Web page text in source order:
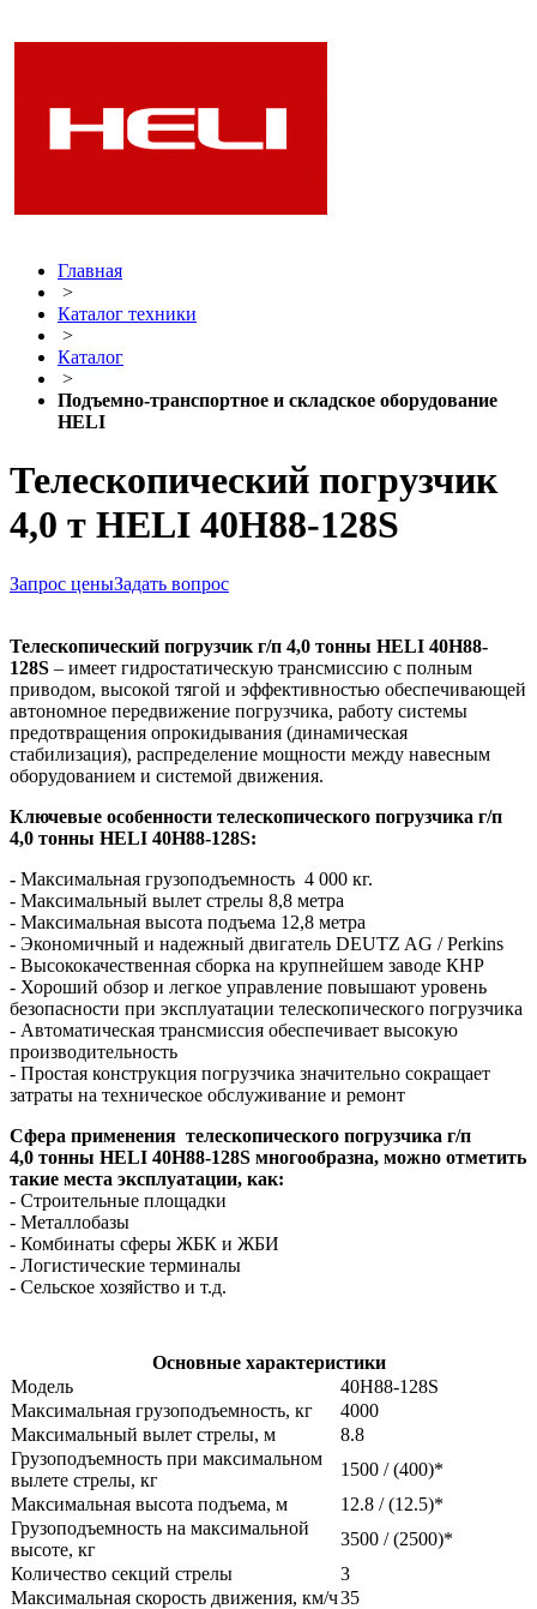
Главная
>
Каталог техники
>
Каталог
>
Подъемно-транспортное и складское оборудование
HELI
Телескопический погрузчик
4,0 т HELI 40H88-128S
Запрос ценыЗадать вопрос
Телескопический погрузчик г/п 4,0 тонны HELI 40H88-
128S – имеет гидростатическую трансмиссию с полным
приводом, высокой тягой и эффективностью обеспечивающей
автономное передвижение погрузчика, работу системы
предотвращения опрокидывания (динамическая
стабилизация), распределение мощности между навесным
оборудованием и системой движения.
Ключевые особенности телескопического погрузчика г/п
4,0 тонны HELI 40H88-128S:
- Максимальная грузоподъемность 4 000 кг.
- Максимальный вылет стрелы 8,8 метра
- Максимальная высота подъема 12,8 метра
- Экономичный и надежный двигатель DEUTZ AG / Perkins
- Высококачественная сборка на крупнейшем заводе КНР
- Хороший обзор и легкое управление повышают уровень
безопасности при эксплуатации телескопического погрузчика
- Автоматическая трансмиссия обеспечивает высокую
производительность
- Простая конструкция погрузчика значительно сокращает
затраты на техническое обслуживание и ремонт
Сфера применения телескопического погрузчика г/п
4,0 тонны HELI 40H88-128S многообразна, можно отметить
такие места эксплуатации, как:
- Строительные площадки
- Металлобазы
- Комбинаты сферы ЖБК и ЖБИ
- Логистические терминалы
- Сельское хозяйство и т.д.
Основные характеристики
Модель
40H88-128S
Максимальная грузоподъемность, кг
4000
Максимальный вылет стрелы, м
8.8
Грузоподъемность при максимальном
вылете стрелы, кг
1500 / (400)*
Максимальная высота подъема, м
12.8 / (12.5)*
Грузоподъемность на максимальной
высоте, кг
3500 / (2500)*
Количество секций стрелы
3
Максимальная скорость движения, км/ч35